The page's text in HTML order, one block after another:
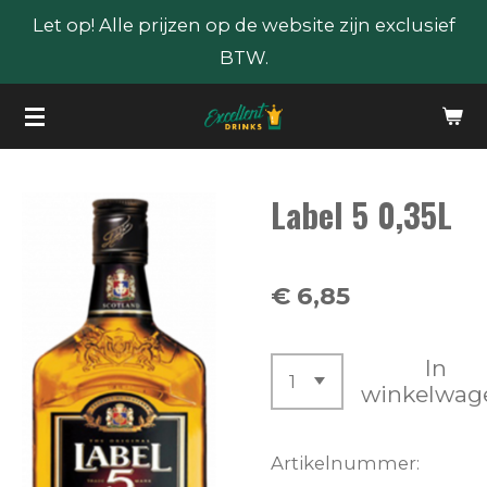
naar
de
hoofdinhoud
Let op! Alle prijzen op de website zijn exclusief
BTW.
Label 5 0,35L
€ 6,85
In
Artikelnummer: